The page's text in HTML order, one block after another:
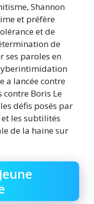
Shannon
et préfère
et de
de
ses paroles en
a lancée contre
contre Boris Le
défis posés par
les subtilités
de la haine sur